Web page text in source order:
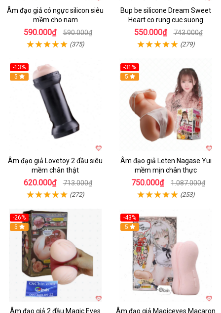
Âm đạo giả có ngực silicon siêu
mềm cho nam
590.000₫ 590.000₫
(375)
Bup be silicone Dream Sweet
Heart co rung cuc suong
550.000₫ 743.000₫
(279)
-13%
5
Âm đạo giả Lovetoy 2 đầu siêu
mềm chân thật
620.000₫ 713.000₫
(272)
-31%
Hot
5
Âm đạo giả Leten Nagase Yui
mềm mịn chân thực
750.000₫ 1.087.000₫
(253)
-26%
Hot
5
Âm đạo giả 2 đầu Magic Eyes
-43%
Hot
5
Âm đạo giả Magiceyes Macaron